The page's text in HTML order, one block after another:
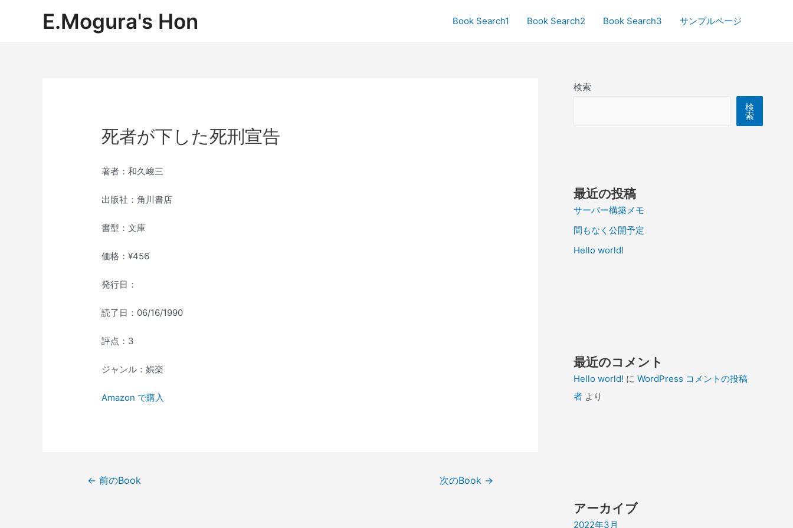
E.Mogura's Hon Book Search1 Book Search2 Book Search3 サンプルページ
死者が下した死刑宣告
著者：和久峻三
出版社：角川書店
書型：文庫
価格：¥456
発行日：
読了日：06/16/1990
評点：3
ジャンル：娯楽
Amazon で購入
← 前のBook 次のBook →
検索
検
索
最近の投稿
サーバー構築メモ
間もなく公開予定
Hello world!
最近のコメント
Hello world! に WordPress コメントの投稿
者 より
アーカイブ
2022年3月